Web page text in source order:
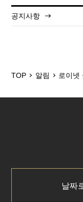
공지사항
TOP 알림 로이넷
날짜